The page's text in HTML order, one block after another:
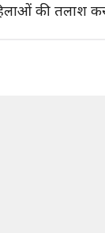
की तलाश कर